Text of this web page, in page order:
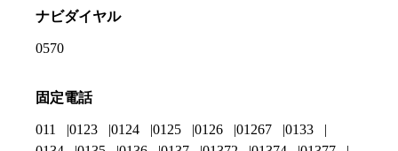
ナビダイヤル
0570
固定電話
011 0123 0124 0125 0126 01267
0133